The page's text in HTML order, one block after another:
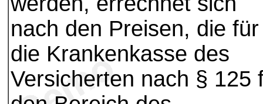
nach den Preisen, die für
die Krankenkasse des
Versicherten nach § 125